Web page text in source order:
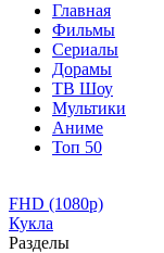
Главная
Фильмы
Сериалы
Дорамы
ТВ Шоу
Мультики
Аниме
Топ 50
FHD (1080p)
Кукла
Разделы